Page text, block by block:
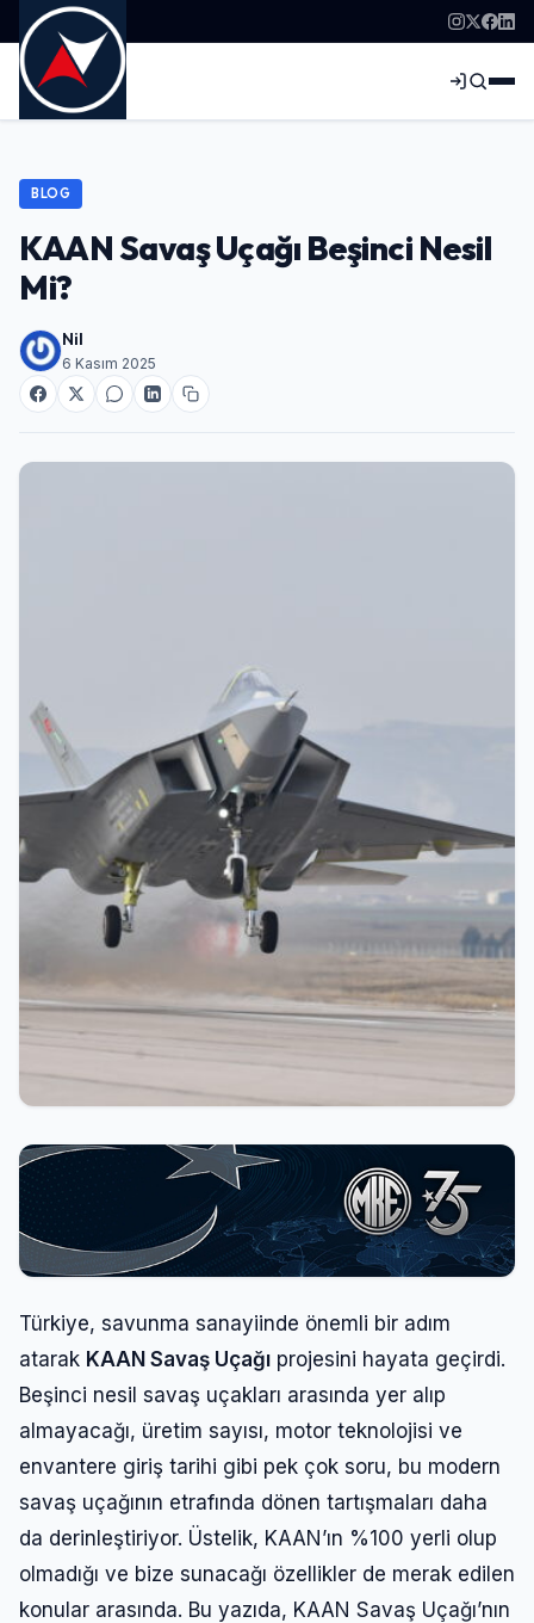
BLOG
KAAN Savaş Uçağı Beşinci Nesil
Mi?
Nil
6 Kasım 2025
Türkiye, savunma sanayiinde önemli bir adım
atarak KAAN Savaş Uçağı projesini hayata geçirdi.
Beşinci nesil savaş uçakları arasında yer alıp
almayacağı, üretim sayısı, motor teknolojisi ve
envantere giriş tarihi gibi pek çok soru, bu modern
savaş uçağının etrafında dönen tartışmaları daha
da derinleştiriyor. Üstelik, KAAN’ın %100 yerli olup
olmadığı ve bize sunacağı özellikler de merak edilen
konular arasında. Bu yazıda, KAAN Savaş Uçağı’nın